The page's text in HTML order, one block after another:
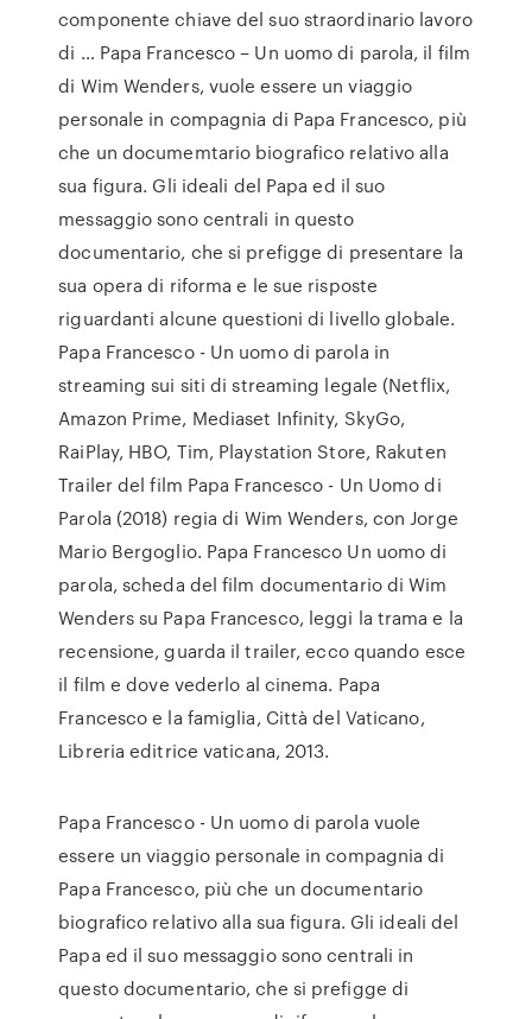
componente chiave del suo straordinario lavoro
di … Papa Francesco – Un uomo di parola, il film
di Wim Wenders, vuole essere un viaggio
personale in compagnia di Papa Francesco, più
che un documemtario biografico relativo alla
sua figura. Gli ideali del Papa ed il suo
messaggio sono centrali in questo
documentario, che si prefigge di presentare la
sua opera di riforma e le sue risposte
riguardanti alcune questioni di livello globale.
Papa Francesco - Un uomo di parola in
streaming sui siti di streaming legale (Netflix,
Amazon Prime, Mediaset Infinity, SkyGo,
RaiPlay, HBO, Tim, Playstation Store, Rakuten
Trailer del film Papa Francesco - Un Uomo di
Parola (2018) regia di Wim Wenders, con Jorge
Mario Bergoglio. Papa Francesco Un uomo di
parola, scheda del film documentario di Wim
Wenders su Papa Francesco, leggi la trama e la
recensione, guarda il trailer, ecco quando esce
il film e dove vederlo al cinema. Papa
Francesco e la famiglia, Città del Vaticano,
Libreria editrice vaticana, 2013.
Papa Francesco - Un uomo di parola vuole
essere un viaggio personale in compagnia di
Papa Francesco, più che un documentario
biografico relativo alla sua figura. Gli ideali del
Papa ed il suo messaggio sono centrali in
questo documentario, che si prefigge di